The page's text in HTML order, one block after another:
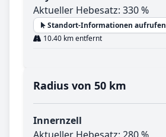
Aktueller Hebesatz: 330 %
Standort-Informationen aufrufen
10.40 km entfernt
Radius von 50 km
Innernzell